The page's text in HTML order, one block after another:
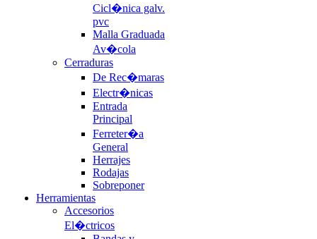
Cicl�nica galv.
pvc
Malla Graduada
Av�cola
Cerraduras
De Rec�maras
Electr�nicas
Entrada
Principal
Ferreter�a
General
Herrajes
Rodajas
Sobreponer
Herramientas
Accesorios
El�ctricos